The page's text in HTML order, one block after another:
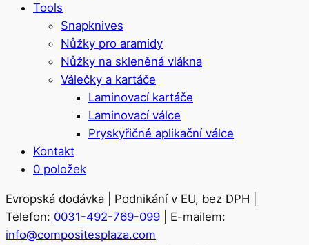
Tools
Snapknives
Nůžky pro aramidy
Nůžky na skleněná vlákna
Válečky a kartáče
Laminovací kartáče
Laminovací válce
Pryskyřičné aplikační válce
Kontakt
0 položek
Evropská dodávka | Podnikání v EU, bez DPH |
Telefon: 0031-492-769-099 | E-mailem:
info@compositesplaza.com